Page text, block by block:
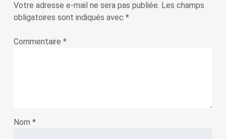
Votre adresse e-mail ne sera pas publiée. Les champs
obligatoires sont indiqués avec *
Commentaire *
Nom *